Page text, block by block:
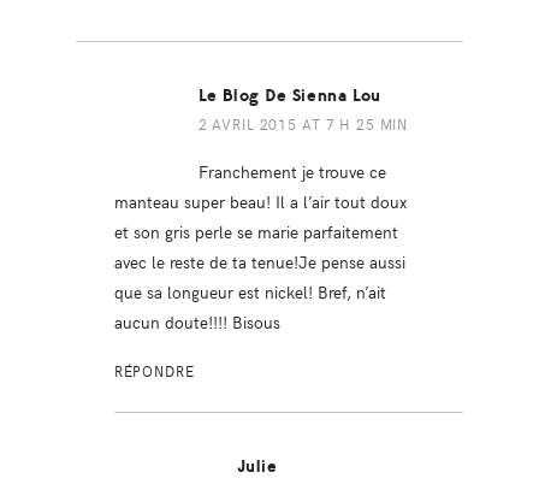
Le Blog De Sienna Lou
2 AVRIL 2015 AT 7 H 25 MIN
Franchement je trouve ce
manteau super beau! Il a l’air tout doux
et son gris perle se marie parfaitement
avec le reste de ta tenue!Je pense aussi
que sa longueur est nickel! Bref, n’ait
aucun doute!!!! Bisous
RÉPONDRE
Julie